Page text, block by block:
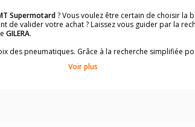
Supermotard? Vous voulez être certain de choisir la
de valider votre achat ? Laissez vous guider par la
GILERA.
des pneumatiques. Grâce à la recherche simplifiée
pneus ? Ces informations sont indiquées sur le
Voir plus